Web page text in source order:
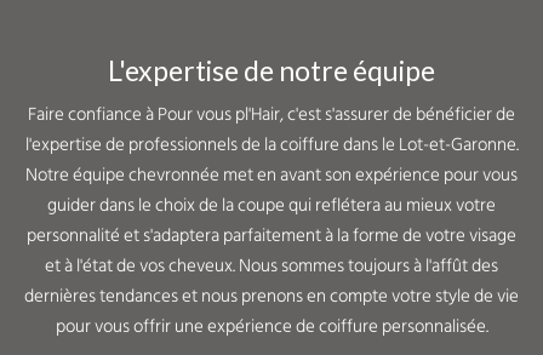
L'expertise de notre équipe
Faire confiance à Pour vous pl'Hair, c'est s'assurer de bénéficier de
l'expertise de professionnels de la coiffure dans le Lot-et-Garonne.
Notre équipe chevronnée met en avant son expérience pour vous
guider dans le choix de la coupe qui reflétera au mieux votre
personnalité et s'adaptera parfaitement à la forme de votre visage
et à l'état de vos cheveux. Nous sommes toujours à l'affût des
dernières tendances et nous prenons en compte votre style de vie
pour vous offrir une expérience de coiffure personnalisée.